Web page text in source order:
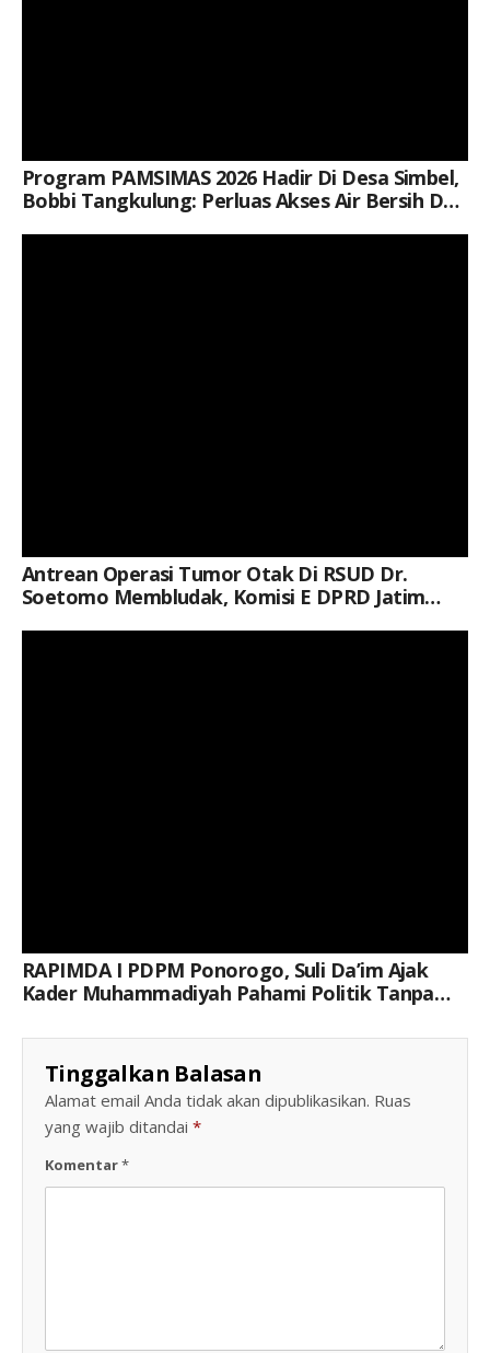
Program PAMSIMAS 2026 Hadir Di Desa Simbel,
Bobbi Tangkulung: Perluas Akses Air Bersih Dan
Keterangan Gambar: Anggota Komisi E DPRD Jawa Timur, Dr. H. Suli Da'im, M.M., menyampaikan keprihatinan atas panjangnya antrean operasi bedah saraf di RSUD Dr. Soetomo serta mendesak evaluasi menyeluruh terhadap kapasitas layanan kesehatan.
Antrean Operasi Tumor Otak Di RSUD Dr.
Soetomo Membludak, Komisi E DPRD Jatim
Keterangan Gambar: Wakil Ketua Fraksi PAN DPRD Jawa Timur Dr. H. Suli Da'im, M.M. menyampaikan keynote speech pada RAPIMDA I Pimpinan Daerah Pemuda Muhammadiyah (PDPM) Ponorogo di Rumah Makan Restomu, Sabtu (1/8), dengan mengajak kader memahami realitas politik tanpa meninggalkan nilai-nilai moral Islam.
RAPIMDA I PDPM Ponorogo, Suli Da’im Ajak
Kader Muhammadiyah Pahami Politik Tanpa
Tinggalkan Balasan
Alamat email Anda tidak akan dipublikasikan. Ruas
yang wajib ditandai *
Komentar*